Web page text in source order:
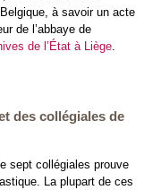
à savoir un acte
de l’abbaye de
de l’État à Liège.
des collégiales de
sept collégiales prouve
La plupart de ces